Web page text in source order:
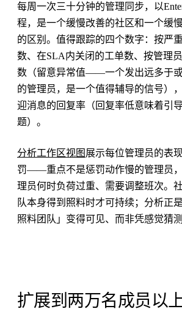
每周一次三十分钟的管理同步，以
程，是一个缓慢改善的社区和一个缓
的区别。值得跟踪的四个数字：按严
数、在SLA内关闭的工单数、按管理
数（留意异常值——一个发出远多于
的管理员，是一个值得辅导的信号）
迎消息的回复率（回复率低意味着引
题）。
分析工作区视图 展示每位管理员的表
罚——重点不是惩罚动作慢的管理员
理员何时负荷过重、需要调整班次。
队本身得到照料时才可持续；分析正
照料团队」变得可见、而非凭感觉猜测
扩展到两万名成员以